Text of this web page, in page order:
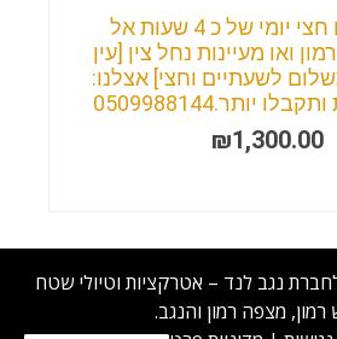
טיול ג'יפים חצי יומי של כ 4 שעות אל
ואו מעיינות נחל צין [עין
לשעתיים וחצי] אצלנו:
יותר.0509988144
₪1,300.00
נגב לנד – אטרקציות וטיולי שטח
מצפה רמון והנגב.